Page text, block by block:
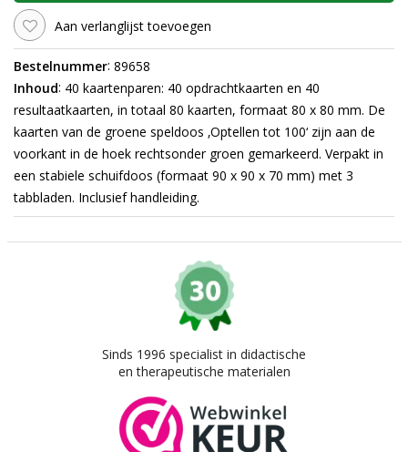
Aan verlanglijst toevoegen
Bestelnummer: 89658
Inhoud: 40 kaartenparen: 40 opdrachtkaarten en 40
resultaatkaarten, in totaal 80 kaarten, formaat 80 x 80 mm. De
kaarten van de groene speldoos ‚Optellen tot 100‘ zijn aan de
voorkant in de hoek rechtsonder groen gemarkeerd. Verpakt in
een stabiele schuifdoos (formaat 90 x 90 x 70 mm) met 3
tabbladen. Inclusief handleiding.
Sinds 1996 specialist in didactische
en therapeutische materialen